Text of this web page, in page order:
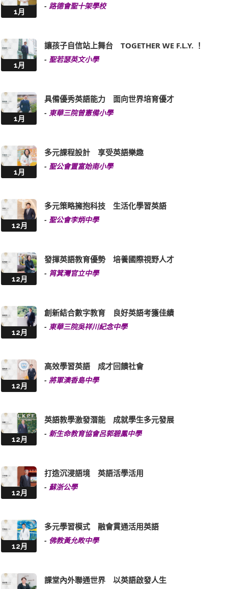
1月
- 路德會聖十架學校
1月
讓孩子自信站上舞台 TOGETHER WE F.L.Y. ！
- 聖若瑟英文小學
1月
具備優秀英語能力 面向世界培育優才
- 東華三院曾憲備小學
1月
多元課程設計 享受英語樂趣
- 聖公會置富始南小學
12月
多元策略擁抱科技 生活化學習英語
- 聖公會李炳中學
12月
發揮英語教育優勢 培養國際視野人才
- 筲箕灣官立中學
12月
創新結合數字教育 良好英語考獲佳績
- 東華三院吳祥川紀念中學
12月
高效學習英語 成才回饋社會
- 將軍澳香島中學
12月
英語教學激發潛能 成就學生多元發展
- 新生命教育協會呂郭碧鳳中學
12月
打造沉浸語境 英語活學活用
- 蘇浙公學
12月
多元學習模式 融會貫通活用英語
- 佛教黃允畋中學
課堂內外聯通世界 以英語啟發人生